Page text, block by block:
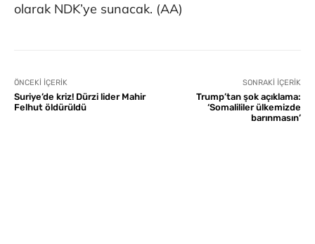
olarak NDK’ye sunacak. (AA)
ÖNCEKI İÇERIK
Suriye’de kriz! Dürzi lider Mahir
Felhut öldürüldü
SONRAKI İÇERIK
Trump’tan şok açıklama:
‘Somalililer ülkemizde
barınmasın’